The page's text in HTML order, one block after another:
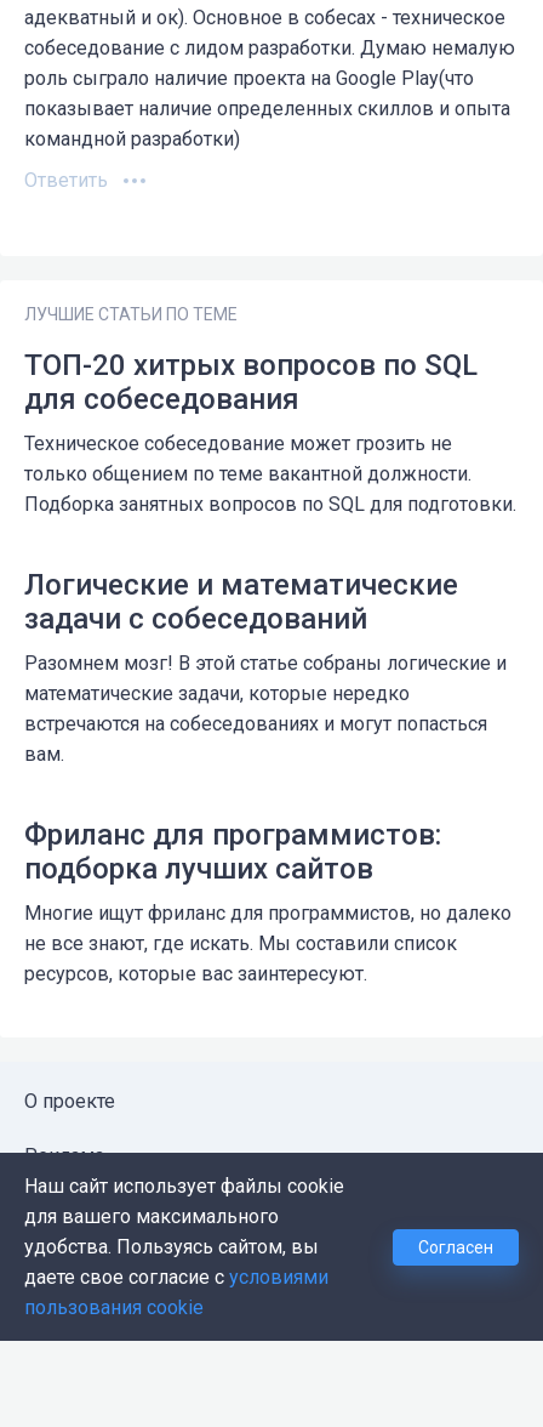
адекватный и ок). Основное в собесах - техническое
собеседование с лидом разработки. Думаю немалую
роль сыграло наличие проекта на Google Play(что
показывает наличие определенных скиллов и опыта
командной разработки)
Ответить
ЛУЧШИЕ СТАТЬИ ПО ТЕМЕ
ТОП-20 хитрых вопросов по SQL
для собеседования
Техническое собеседование может грозить не
только общением по теме вакантной должности.
Подборка занятных вопросов по SQL для подготовки.
Логические и математические
задачи с собеседований
Разомнем мозг! В этой статье собраны логические и
математические задачи, которые нередко
встречаются на собеседованиях и могут попасться
вам.
Фриланс для программистов:
подборка лучших сайтов
Многие ищут фриланс для программистов, но далеко
не все знают, где искать. Мы составили список
ресурсов, которые вас заинтересуют.
О проекте
Реклама
Публичная оферта
Политика конфиденциальности
Контакты
Наш сайт использует файлы cookie
для вашего максимального
удобства. Пользуясь сайтом, вы
даете свое согласие с условиями
пользования cookie
Согласен